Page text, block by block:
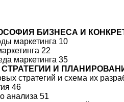
БИЗНЕСА И
маркетинга 10
22
маркетинга 35
И
стратегий и схема их
46
анализа 51